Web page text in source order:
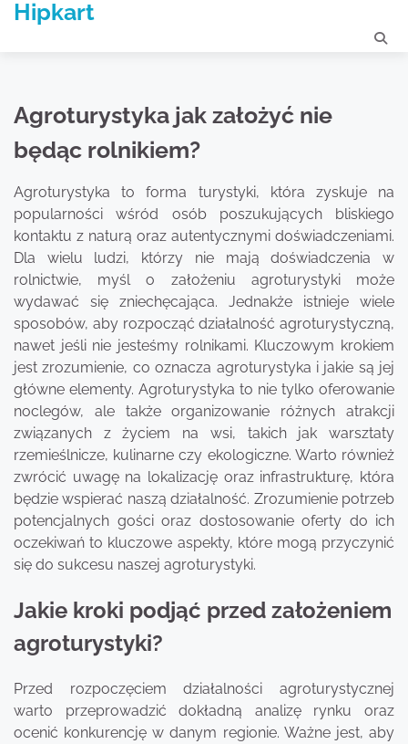
SkipHipkart
Agroturystyka jak założyć nie
będąc rolnikiem?
Agroturystyka to forma turystyki, która zyskuje na
popularności wśród osób poszukujących bliskiego
kontaktu z naturą oraz autentycznymi doświadczeniami.
Dla wielu ludzi, którzy nie mają doświadczenia w
rolnictwie, myśl o założeniu agroturystyki może
wydawać się zniechęcająca. Jednakże istnieje wiele
sposobów, aby rozpocząć działalność agroturystyczną,
nawet jeśli nie jesteśmy rolnikami. Kluczowym krokiem
jest zrozumienie, co oznacza agroturystyka i jakie są jej
główne elementy. Agroturystyka to nie tylko oferowanie
noclegów, ale także organizowanie różnych atrakcji
związanych z życiem na wsi, takich jak warsztaty
rzemieślnicze, kulinarne czy ekologiczne. Warto również
zwrócić uwagę na lokalizację oraz infrastrukturę, która
będzie wspierać naszą działalność. Zrozumienie potrzeb
potencjalnych gości oraz dostosowanie oferty do ich
oczekiwań to kluczowe aspekty, które mogą przyczynić
się do sukcesu naszej agroturystyki.
Jakie kroki podjąć przed założeniem
agroturystyki?
Przed rozpoczęciem działalności agroturystycznej
warto przeprowadzić dokładną analizę rynku oraz
ocenić konkurencję w danym regionie. Ważne jest, aby